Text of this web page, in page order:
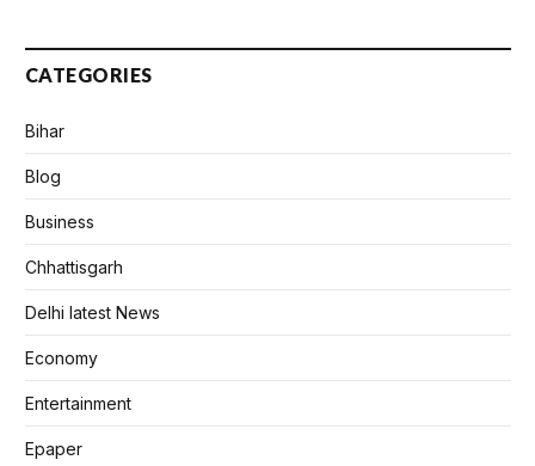
CATEGORIES
Bihar
Blog
Business
Chhattisgarh
Delhi latest News
Economy
Entertainment
Epaper